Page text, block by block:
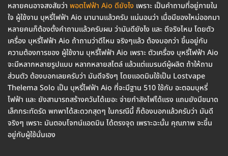
หลายคนอาจสงสัยว่า พอตไฟฟ้า Aio ดียังไง เพราะ เป็นคำถามที่อยู่ภายใน
ใจ ผู้ใช้งาน บุหรี่ไฟฟ้า Aio มานานแล้วครับ แน่นอนว่า เมื่อมีของใหม่ออกมา
หลายคนก็ต้องตั้งคำถามแล้วครับผม ว่ามันดียังไง และ ดีจริงไหม โดยตัว
เครื่อง บุหรี่ไฟฟ้า Aio ถ้าถามว่าดีไหม จริงๆแล้ว ต้องบอกว่า ขึ้นอยู่กับ
ความต้องการของ ผู้ใช้งาน บุหรี่ไฟฟ้า Aio เพราะ ตัวเครื่อง บุหรี่ไฟฟ้า Aio
จะมีหลากหลายรูปแบบ หลากหลายสไตล์ แล้วแต่แบรนด์ผู้ผลิต ถ้าให้ถาม
ส่วนตัว ต้องบอกเลยครับว่า มันดีจริงๆ โดยแอดมินใช้เป็น Lostvape
Thelema Solo เป็น บุหรี่ไฟฟ้า Aio ที่จะมีฐาน 510 ใช้กับ อะตอมบุหรี่
ไฟฟ้า และ ยังสามารถสร้างควันได้เยอะ จ่ายกำลังไฟได้แรง แถมยังมีขนาด
เล็กกระทัดรัด พกพาได้สะดวกสุดๆ ในกรณีนี้ ก็ต้องบอกแล้วครับว่า มันดี
จริงๆ เพราะ มันตอบโจทน์แอดมิน ได้ตรงจุด เพราะฉะนั้น คุณภาพ จะขึ้น
อยู่กับผู้ใช้นั่นเอง